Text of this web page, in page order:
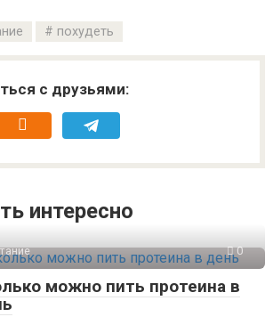
похудеть
с друзьями:
интересно
0
можно пить протеина в